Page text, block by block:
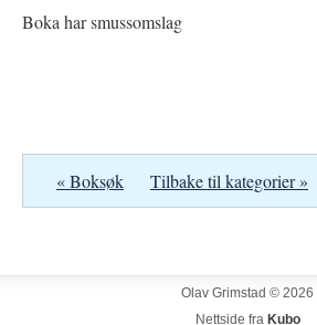
Boka har smussomslag
« Boksøk Tilbake til kategorier »
Olav Grimstad © 2026
Nettside fra Kubo